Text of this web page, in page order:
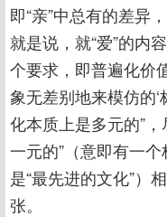
即“亲”中总有的差异
就是说，就“爱”的内
个要求，即普遍化价
象无差别地来模仿的‘
化本质上是多元的”
一元的”（意即有一
是“最先进的文化”）
张。